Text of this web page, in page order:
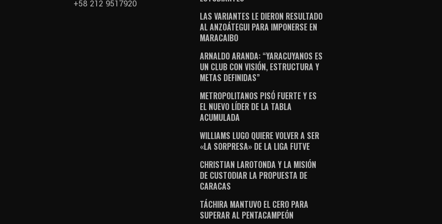
+58 212 9517920
LAS VARIANTES LE DIERON RESULTADO
AL ANZOÁTEGUI PARA IMPONERSE EN
MARACAIBO
ARNALDO ARANDA: “YARACUYANOS ES
UN CLUB CON VISIÓN, ESTRUCTURA Y
METAS DEFINIDAS”
METROPOLITANOS PISÓ FUERTE Y ES
EL NUEVO LÍDER DE LA TABLA
ACUMULADA
WILLIAMS LUGO QUIERE VOLVER A SER
«LA SORPRESA» DE LA LIGA FUTVE
CHRISTIAN LAROTONDA Y LA MISIÓN
DE CUSTODIAR LA PROPUESTA DE
CARACAS
TÁCHIRA MANTUVO EL CERO PARA
SUPERAR AL PENTACAMPEÓN